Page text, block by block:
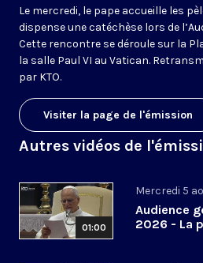
Le mercredi, le pape accueille les
dispense une catéchèse lors de
Cette rencontre se déroule sur la
la salle Paul VI au Vatican.
par KTO.
Visiter la page de l'émission
Autres vidéos de
01:00
Mercredi 5
Audience
2026 - La